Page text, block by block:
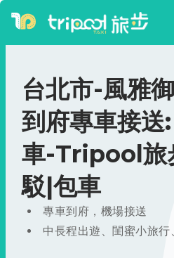
台北市-風雅
到府專車接
車-Tripool旅
駁|包車
專車到府，機場接送
中長程出遊、閨蜜小旅行